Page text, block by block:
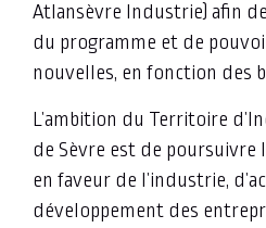
Atlansèvre Industrie) afin
du programme et de
nouvelles, en fonction des
L’ambition du Territoire
de Sèvre est de poursuivre
en faveur de l’industrie,
développement des